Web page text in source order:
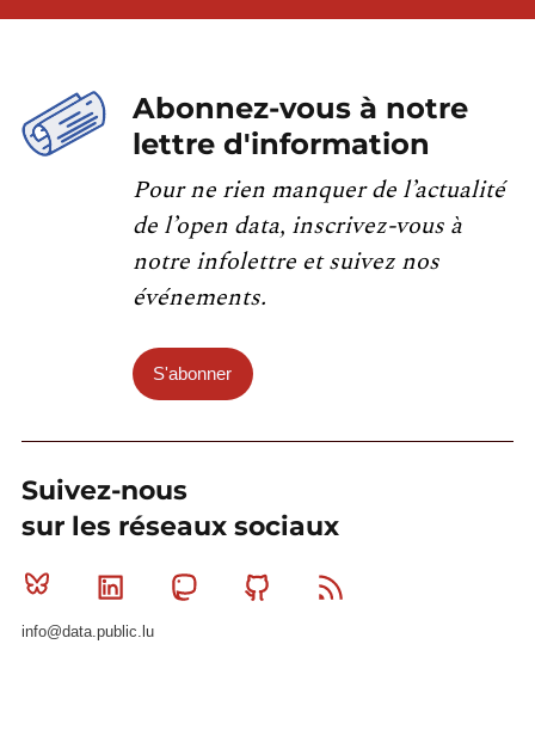
Abonnez-vous à notre
lettre d'information
Pour ne rien manquer de l’actualité
de l’open data, inscrivez-vous à
notre infolettre et suivez nos
événements.
S'abonner
Suivez-nous
sur les réseaux sociaux
Bluesky Linkedin MastodonGithub
info@data.public.lu